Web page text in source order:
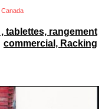
tablettes, rangement
commercial, Racking